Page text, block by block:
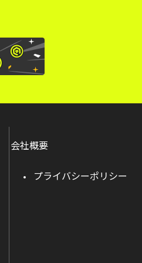
会社概要
プライバシーポリシー